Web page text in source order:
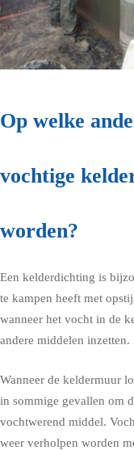
Op welke
vochtige
worden?
Een kelderdichting is
te kampen heeft met
wanneer het vocht in de
andere middelen inzetten.
Wanneer de keldermuur
in sommige gevallen om
vochtwerend middel.
weer verholpen worden